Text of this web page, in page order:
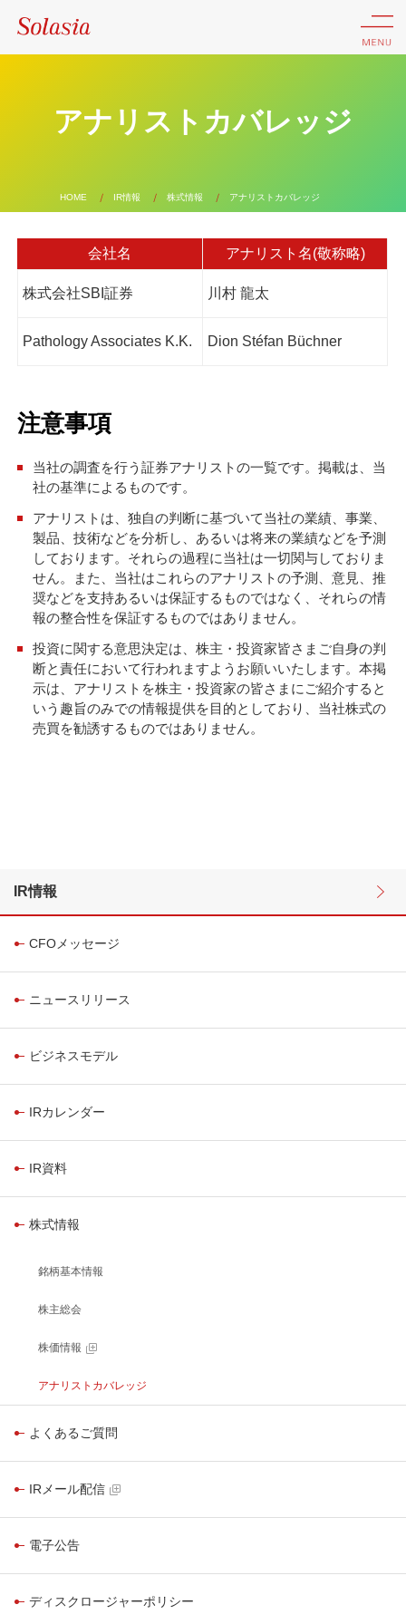
アナリストカバレッジ
HOME IR情報 株式情報 アナリストカバレッジ
会社名 アナリスト名(敬称略)
株式会社SBI証券 川村 龍太
Pathology Associates K.K. Dion Stéfan Büchner
注意事項
当社の調査を行う証券アナリストの一覧です。掲載は、当
社の基準によるものです。
アナリストは、独自の判断に基づいて当社の業績、事業、
製品、技術などを分析し、あるいは将来の業績などを予測
しております。それらの過程に当社は一切関与しておりま
せん。また、当社はこれらのアナリストの予測、意見、推
奨などを支持あるいは保証するものではなく、それらの情
報の整合性を保証するものではありません。
投資に関する意思決定は、株主・投資家皆さまご自身の判
断と責任において行われますようお願いいたします。本掲
示は、アナリストを株主・投資家の皆さまにご紹介すると
いう趣旨のみでの情報提供を目的としており、当社株式の
売買を勧誘するものではありません。
IR情報
CFOメッセージ
ニュースリリース
ビジネスモデル
IRカレンダー
IR資料
株式情報
銘柄基本情報
株主総会
株価情報
アナリストカバレッジ
よくあるご質問
IRメール配信
電子公告
ディスクロージャーポリシー